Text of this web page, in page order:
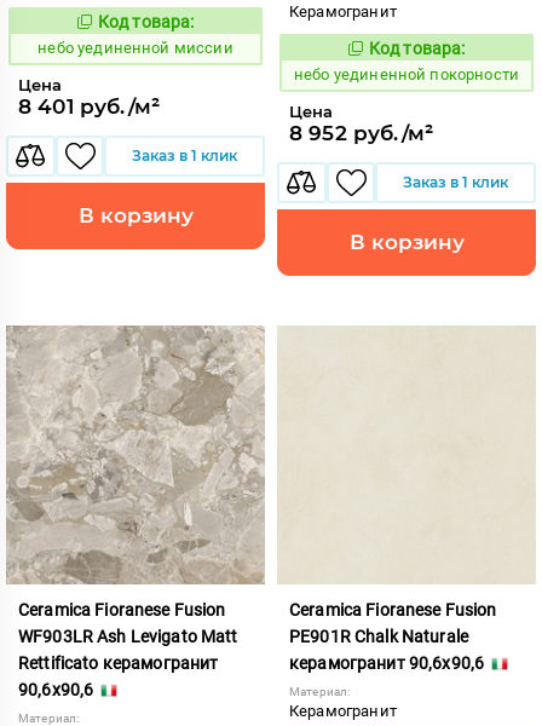
1122927
Код товара:
небо уединенной миссии
Цена
8 401 руб./м²
Заказ в 1 клик
В корзину
Керамогранит
1122947
Код товара:
небо уединенной покорности
Цена
8 952 руб./м²
Заказ в 1 клик
В корзину
Ceramica Fioranese Fusion
WF903LR Ash Levigato Matt
Rettificato керамогранит
90,6x90,6
Материал:
Ceramica Fioranese Fusion
PE901R Chalk Naturale
керамогранит 90,6x90,6
Материал:
Керамогранит